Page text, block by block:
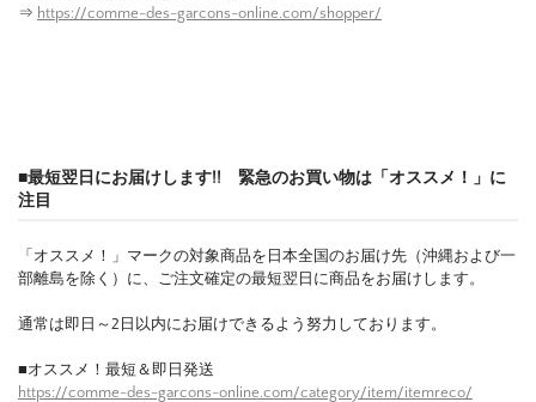
⇒ https://comme-des-garcons-online.com/shopper/
■最短翌日にお届けします!! 緊急のお買い物は「オススメ！」に
注目
「オススメ！」マークの対象商品を日本全国のお届け先（沖縄および一
部離島を除く）に、ご注文確定の最短翌日に商品をお届けします。
通常は即日～2日以内にお届けできるよう努力しております。
■オススメ！最短＆即日発送
https://comme-des-garcons-online.com/category/item/itemreco/